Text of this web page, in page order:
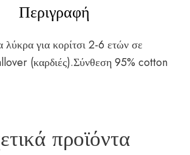
Περιγραφή
για κορίτσι 2-6 ετών σε
(καρδιές).Σύνθεση 95% cotton
προϊόντα